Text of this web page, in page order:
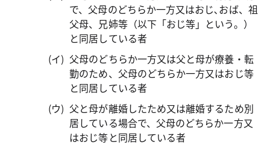
で、父母のどちらか一方又はおじ､おば、祖
父母、兄姉等（以下「おじ等」という。）
と同居している者
父母のどちらか一方又は父と母が療養・転
勤のため、父母のどちらか一方又はおじ等
と同居している者
父と母が離婚したため又は離婚するため別
居している場合で、父母のどちらか一方又
はおじ等と同居している者